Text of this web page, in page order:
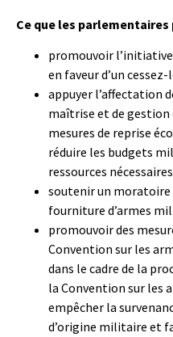
Ce que les
promouvoir l’initiative
en faveur d’un
appuyer l’affectation
maîtrise et de gestion
mesures de reprise
réduire les budgets
ressources
soutenir un
fourniture d’armes
promouvoir des
Convention sur les
dans le cadre de la
la Convention sur les
empêcher la
d’origine militaire et